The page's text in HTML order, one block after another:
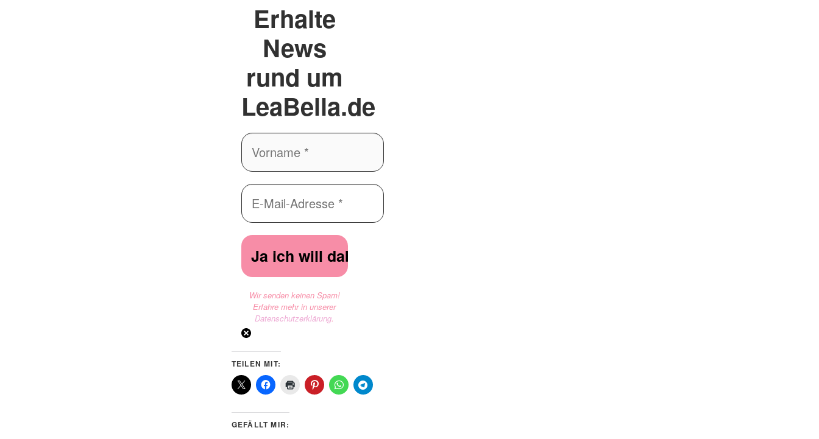
Erhalte
News
rund um
LeaBella.de
Wir senden keinen Spam!
Erfahre mehr in unserer
Datenschutzerklärung.
TEILEN MIT:
GEFÄLLT MIR: